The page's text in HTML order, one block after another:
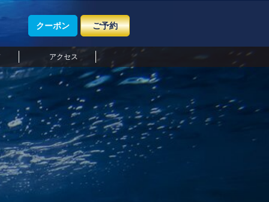
クーポン ご予約
アクセス